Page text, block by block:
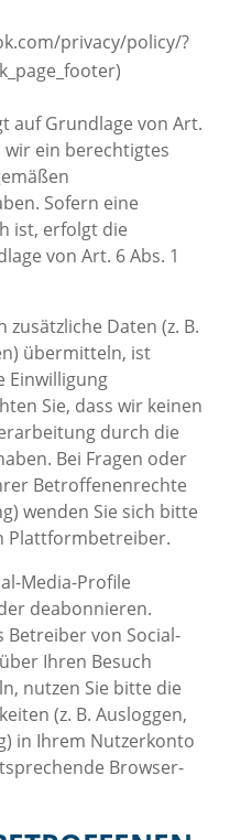
privacy/policy/?
auf Grundlage von Art.
wir ein berechtigtes
Sofern eine
ist, erfolgt die
von Art. 6 Abs. 1
zusätzliche Daten (z. B.
übermitteln, ist
Einwilligung
Sie, dass wir keinen
durch die
Bei Fragen oder
Betroffenenrechte
wenden Sie sich bitte
Plattformbetreiber.
Media-Profile
deabonnieren.
Betreiber von Social-
Ihren Besuch
nutzen Sie bitte die
(z. B. Ausloggen,
in Ihrem Nutzerkonto
Browser-